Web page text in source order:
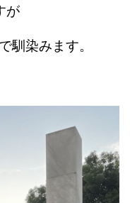
が
馴染みます。